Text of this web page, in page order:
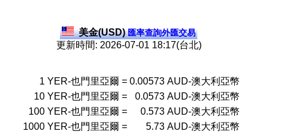
美金(USD)匯率查詢外匯交易
更新時間: 2026-07-01 18:17(台北)
1 YER-也門里亞爾 = 0.00573 AUD-澳大利亞幣
10 YER-也門里亞爾 = 0.0573 AUD-澳大利亞幣
100 YER-也門里亞爾 = 0.573 AUD-澳大利亞幣
1000 YER-也門里亞爾 = 5.73 AUD-澳大利亞幣